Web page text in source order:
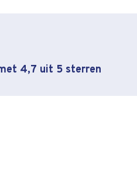
4,7 uit 5 sterren